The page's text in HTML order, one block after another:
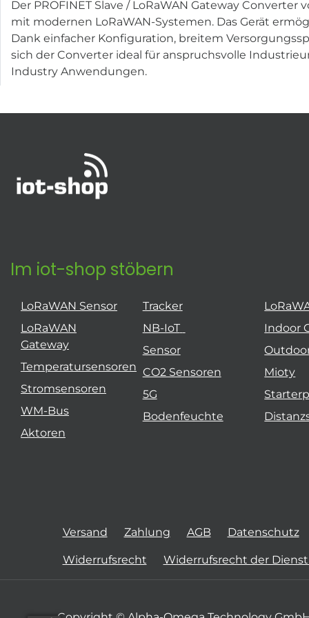
Der PROFINET Slave / LoRaWAN Gateway
mit modernen LoRaWAN-Systemen. Das Gerät
Dank einfacher Konfiguration, breitem
sich der Converter ideal für anspruchsvolle
Industry Anwendungen.
Im iot-shop stöbern
LoRaWAN Sensor
LoRaWAN
Gateway
Temperatursensoren
Stromsensoren
WM-Bus
Aktoren
Tracker
NB-IoT
Sensor
CO2 Sensoren
5G
Bodenfeuchte
Indoor
Mioty
Versand Zahlung AGB Datenschutz
Widerrufsrecht Widerrufsrecht der